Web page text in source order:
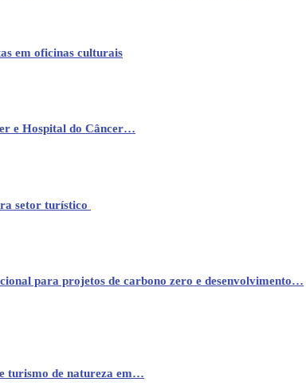
em oficinas culturais
e Hospital do Câncer…
setor turístico
para projetos de carbono zero e desenvolvimento…
turismo de natureza em…